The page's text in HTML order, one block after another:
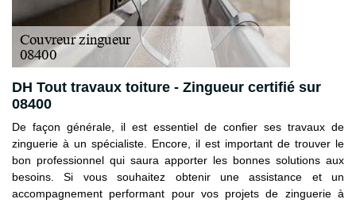
DH Tout travaux toiture - Zingueur certifié sur
08400
De façon générale, il est essentiel de confier ses travaux de
zinguerie à un spécialiste. Encore, il est important de trouver le
bon professionnel qui saura apporter les bonnes solutions aux
besoins. Si vous souhaitez obtenir une assistance et un
accompagnement performant pour vos projets de zinguerie à